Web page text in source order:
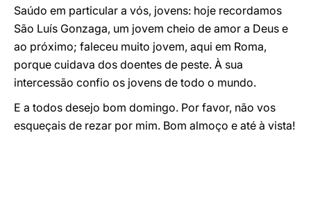
Saúdo em particular a vós, jovens: hoje recordamos
São Luís Gonzaga, um jovem cheio de amor a Deus e
ao próximo; faleceu muito jovem, aqui em Roma,
porque cuidava dos doentes de peste. À sua
intercessão confio os jovens de todo o mundo.
E a todos desejo bom domingo. Por favor, não vos
esqueçais de rezar por mim. Bom almoço e até à vista!